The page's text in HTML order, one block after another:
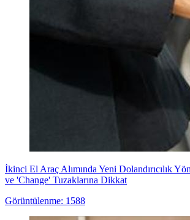
İkinci El Araç Alımında Yeni Dolandırıcılık
ve 'Change' Tuzaklarına Dikkat
Görüntülenme: 1588